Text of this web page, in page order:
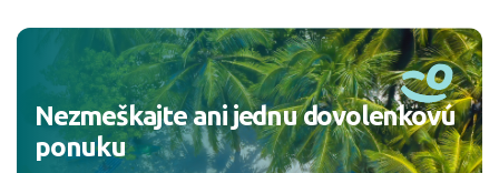
Nezmeškajte ani jednu dovolenkovú
ponuku